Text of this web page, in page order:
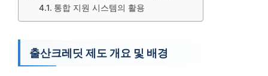
통합 지원 시스템의 활용
출산크레딧 제도 개요 및 배경